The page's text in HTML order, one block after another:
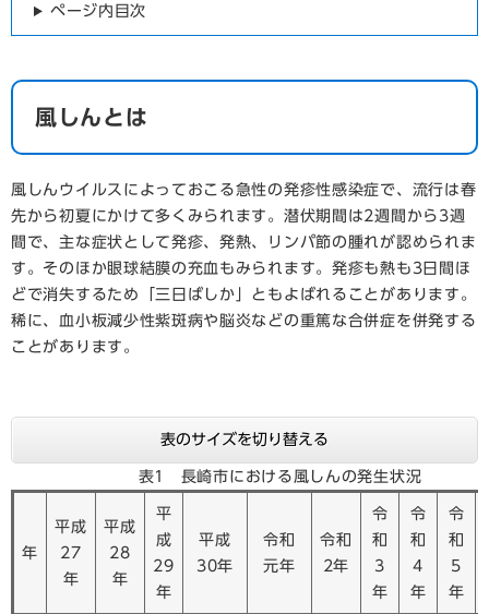
ページ内目次
風しんとは
風しんウイルスによっておこる急性の発疹性感染症で、流行は春
先から初夏にかけて多くみられます。潜伏期間は2週間から3週
間で、主な症状として発疹、発熱、リンパ節の腫れが認められま
す。そのほか眼球結膜の充血もみられます。発疹も熱も3日間ほ
どで消失するため「三日ばしか」ともよばれることがあります。
稀に、血小板減少性紫斑病や脳炎などの重篤な合併症を併発する
ことがあります。
表のサイズを切り替える
表1 長崎市における風しんの発生状況
年
平成
27
年
平成
28
年
平
成
29
年
平成
30年
令和
元年
令和
2年
令
和
3
年
令
和
4
年
令
和
5
年